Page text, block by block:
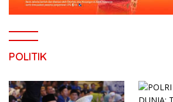
POLITIK